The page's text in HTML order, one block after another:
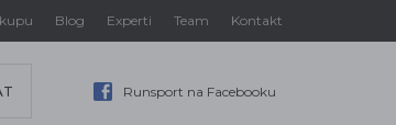
Blog Experti Team Kontakt
Runsport na Facebooku